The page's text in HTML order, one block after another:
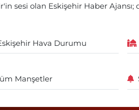
sesi olan Eskişehir Haber
Hava Durumu
Manşetler